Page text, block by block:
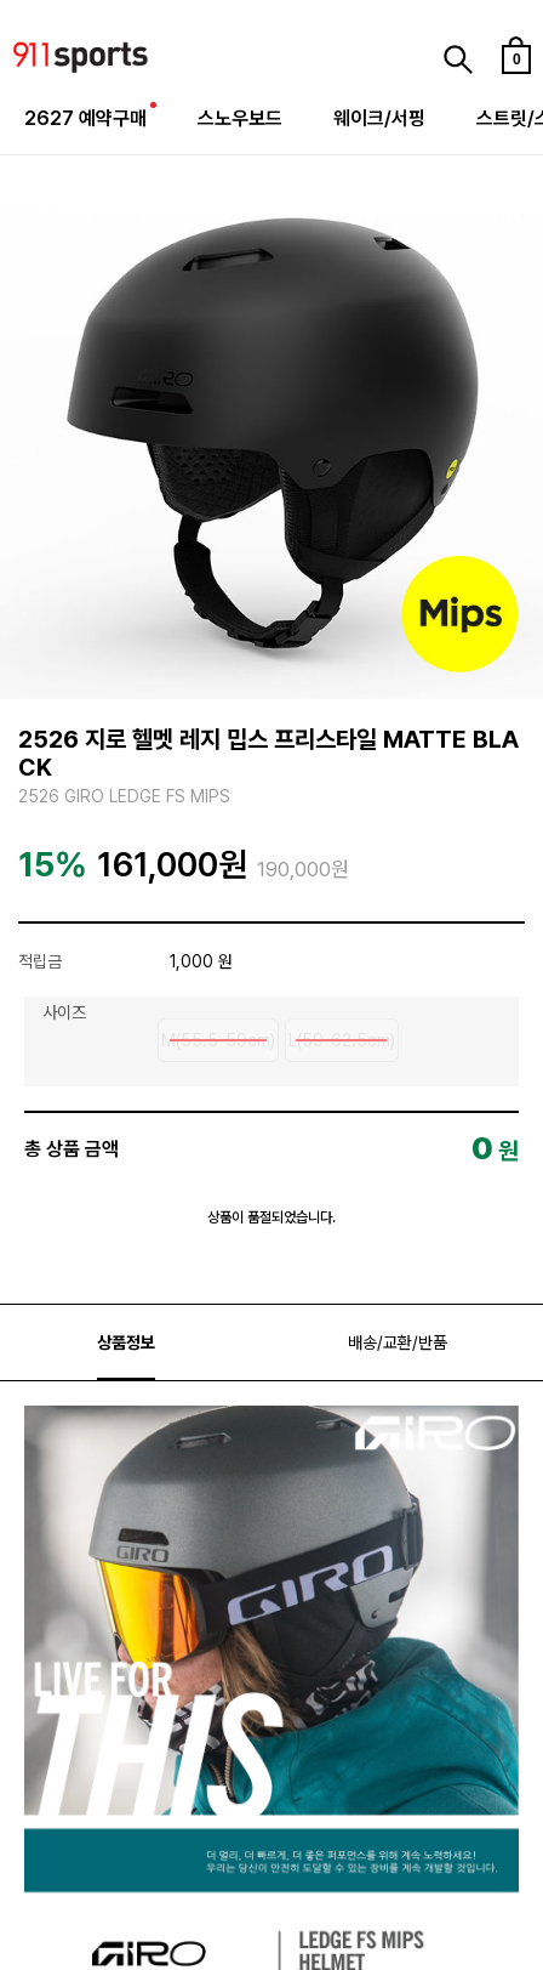
0
2627 예약구매 스노우보드 웨이크/서핑 스트릿/
2526 지로 헬멧 레지 밉스 프리스타일 MATTE BLA
CK
2526 GIRO LEDGE FS MIPS
15% 161,000원 190,000원
적립금 1,000 원
사이즈
M(55.5-59cm)
L(59-62.5cm)
총 상품 금액 0 원
상품이 품절되었습니다.
상품정보 배송/교환/반품